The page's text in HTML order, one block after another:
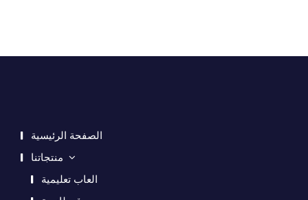
الصفحة الرئيسية
منتجاتنا
العاب تعليمية